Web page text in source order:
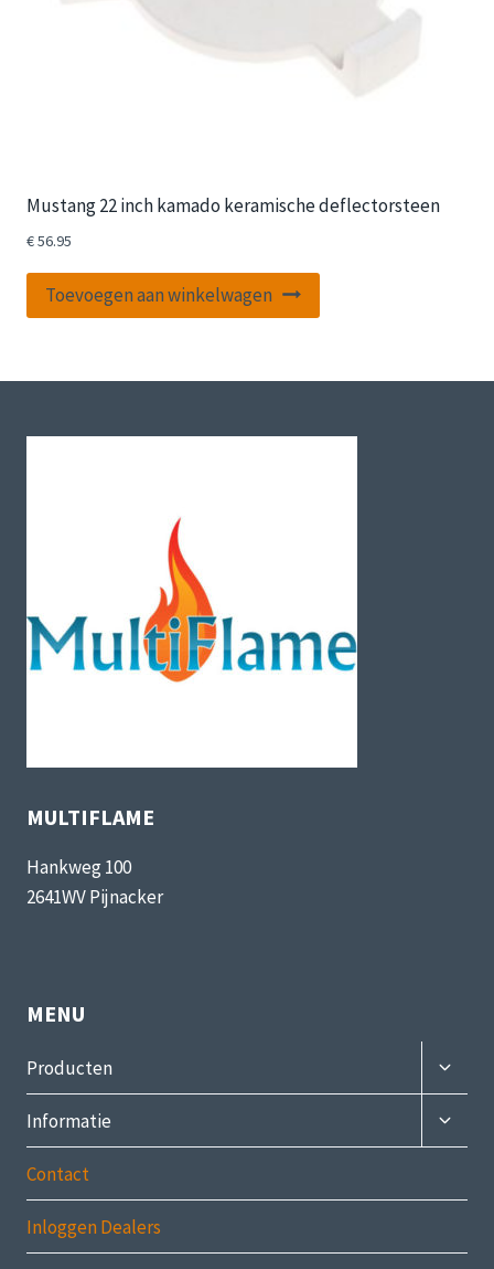
Mustang 22 inch kamado keramische deflectorsteen
€56.95
Toevoegen aan winkelwagen
MULTIFLAME
Hankweg 100
2641WV Pijnacker
MENU
Producten
Informatie
Contact
Inloggen Dealers